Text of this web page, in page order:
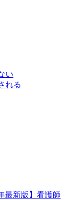
い
れる
最新版】 看護師